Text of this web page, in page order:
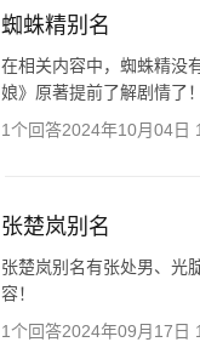
蜘蛛精别名
在相关内容中，蜘蛛精没
娘》原著提前了解剧情了！
1个回答2024年10月04日
张楚岚别名
张楚岚别名有张处男、光
容！
1个回答2024年09月17日